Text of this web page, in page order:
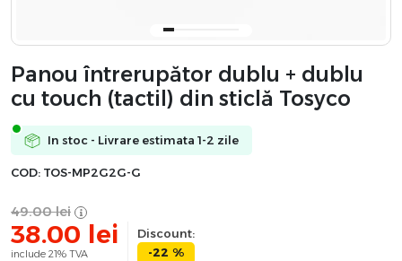
Panou întrerupător dublu + dublu
cu touch (tactil) din sticlă Tosyco
In stoc - Livrare estimata 1-2 zile
COD: TOS-MP2G2G-G
49.00 lei
38.00 lei
include 21% TVA
Discount:
-22 %